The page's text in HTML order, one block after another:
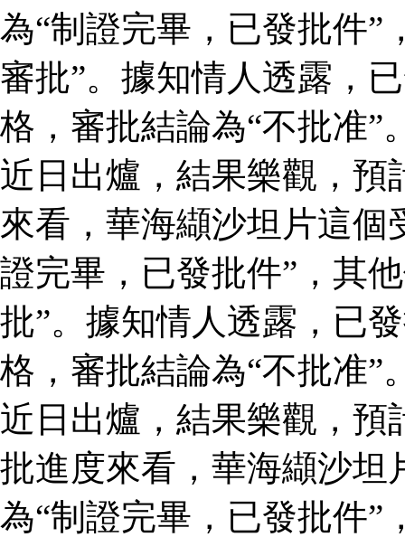
為“制證完畢，已發批件”
審批”。據知情人透露，
格，審批結論為“不批准”
近日出爐，結果樂觀，預
來看，華海纈沙坦片這個
證完畢，已發批件”，其
批”。據知情人透露，已
格，審批結論為“不批准”
近日出爐，結果樂觀，
批進度來看，華海纈沙坦
為“制證完畢，已發批件”